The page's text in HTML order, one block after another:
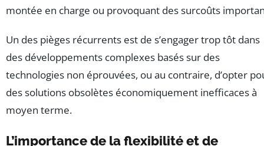
montée en charge ou provoquant des surcoûts
Un des pièges récurrents est de s’engager trop tôt dans
des développements complexes basés sur des
technologies non éprouvées, ou au contraire, d’opter
des solutions obsolètes économiquement inefficaces à
moyen terme.
L’importance de la flexibilité et de